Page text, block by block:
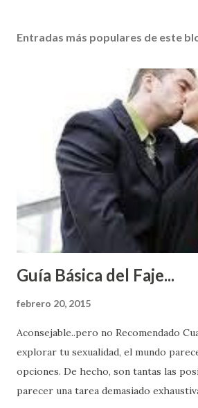
Entradas más populares de este
Guía Básica del Faje...
febrero 20, 2015
Aconsejable..pero no Recomendado
explorar tu sexualidad, el mundo
opciones. De hecho, son tantas las
parecer una tarea demasiado